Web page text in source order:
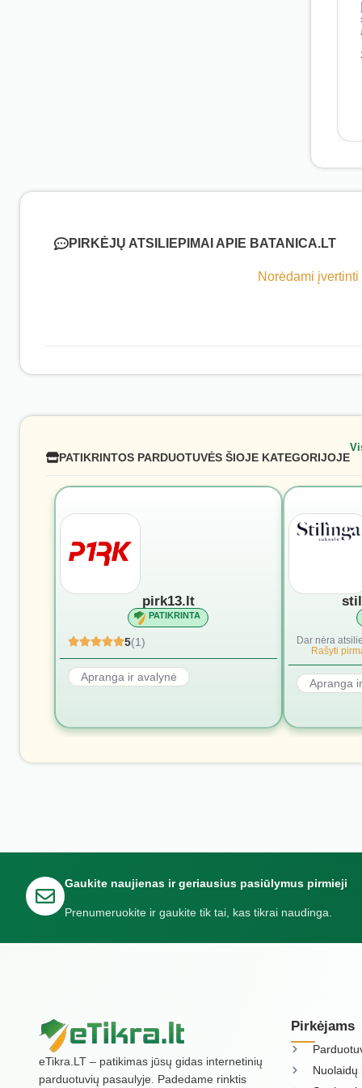
PIRKĖJŲ ATSILIEPIMAI APIE BATANICA.LT
Norėdami
PATIKRINTOS PARDUOTUVĖS ŠIOJE KATEGORIJOJE
pirk13.lt
PATIKRINTA
5(1)
Apranga ir avalynė
Dar nėra
Rašyti
Apranga
Gaukite naujienas ir geriausius pasiūlymus pirmieji
Prenumeruokite ir gaukite tik tai, kas tikrai naudinga.
eTikra.LT – patikimas jūsų gidas internetinių
parduotuvių pasaulyje. Padedame rinktis
Pirkėjams
Nuolaidų